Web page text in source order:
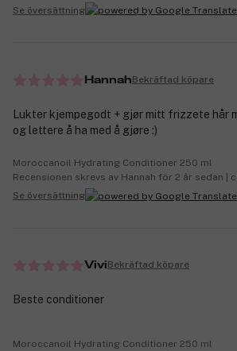
Se översättning
HannahBekräftad köpare
Lukter kjempegodt + gjør mitt frizzete hår
og lettere å ha med å gjøre :)
Moroccanoil Hydrating Conditioner 250 ml
Recensionen skrevs av Hannah för 2 år sedan |
Se översättning
ViviBekräftad köpare
Beste conditioner
Moroccanoil Hydrating Conditioner 250 ml